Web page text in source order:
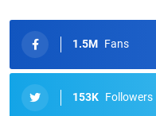
1.5M Fans
153K Followers